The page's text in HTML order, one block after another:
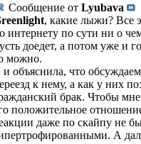
Сообщение от Lyubava
, какие лыжи? Все
интернету по сути ни о
доедет, а потом уже и
можно.
и объяснила, что
к нему, а как у них
брак. Чтобы
положительное
даже по скайпу не
А